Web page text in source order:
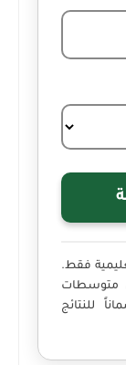
فقط.
متوسطات
للنتائج